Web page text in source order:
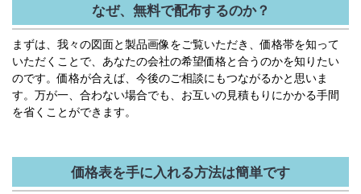
なぜ、無料で配布するのか？
まずは、我々の図面と製品画像をご覧いただき、価格帯を知って
いただくことで、あなたの会社の希望価格と合うのかを知りたい
のです。価格が合えば、 今後のご相談にもつながるかと思いま
す。万が一、合わない場合でも、 お互いの見積もりにかかる手間
を省くことができます。
価格表を手に入れる方法は簡単です